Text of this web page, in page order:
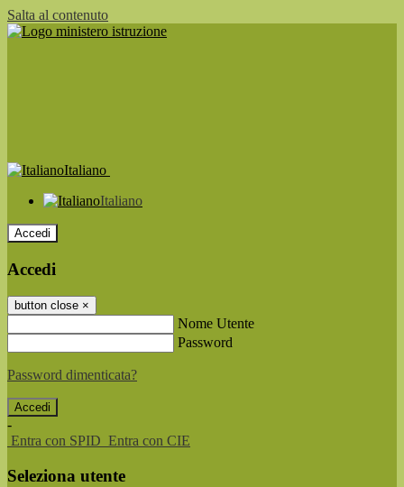
Salta al contenuto
Italiano
Italiano
Accedi
Accedi
button close ×
Nome Utente
Password
Password dimenticata?
-
Entra con SPID Entra con CIE
Seleziona utente